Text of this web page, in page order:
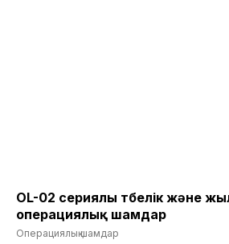
OL-02 сериялы төбелік және
операциялық шамдар
Операциялық шамдар